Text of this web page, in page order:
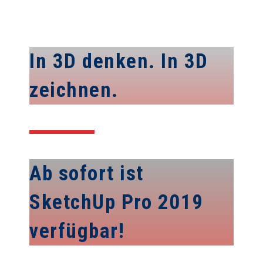
In 3D denken. In 3D
zeichnen.
Ab sofort ist
SketchUp Pro 2019
verfügbar!